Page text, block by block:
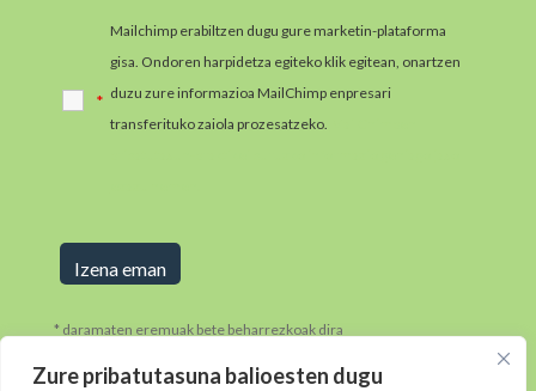
Zure pribatutasuna balioesten dugu
* daramaten eremuak bete beharrezkoak dira
*
Mailchimp erabiltzen dugu gure marketin-plataforma
gisa. Ondoren harpidetza egiteko klik egitean, onartzen
duzu zure informazioa MailChimp enpresari
transferituko zaiola prozesatzeko.